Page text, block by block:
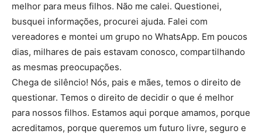
melhor para meus filhos. Não me calei. Questionei,
busquei informações, procurei ajuda. Falei com
vereadores e montei um grupo no WhatsApp. Em poucos
dias, milhares de pais estavam conosco, compartilhando
as mesmas preocupações.
Chega de silêncio! Nós, pais e mães, temos o direito de
questionar. Temos o direito de decidir o que é melhor
para nossos filhos. Estamos aqui porque amamos, porque
acreditamos, porque queremos um futuro livre, seguro e